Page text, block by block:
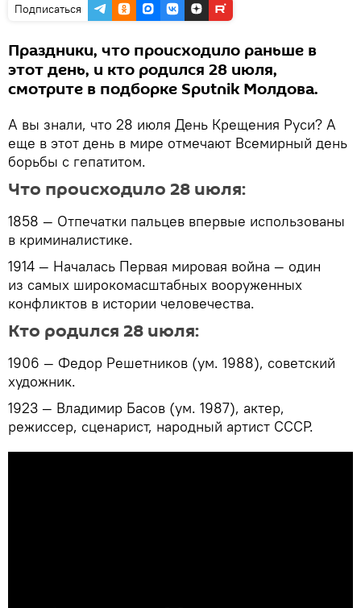
Подписаться
Праздники, что происходило раньше в
этот день, и кто родился 28 июля,
смотрите в подборке Sputnik Молдова.
А вы знали, что 28 июля День Крещения Руси? А
еще в этот день в мире отмечают Всемирный день
борьбы с гепатитом.
Что происходило 28 июля:
1858 — Отпечатки пальцев впервые использованы
в криминалистике.
1914 — Началась Первая мировая война — один
из самых широкомасштабных вооруженных
конфликтов в истории человечества.
Кто родился 28 июля:
1906 — Федор Решетников (ум. 1988), советский
художник.
1923 — Владимир Басов (ум. 1987), актер,
режиссер, сценарист, народный артист СССР.